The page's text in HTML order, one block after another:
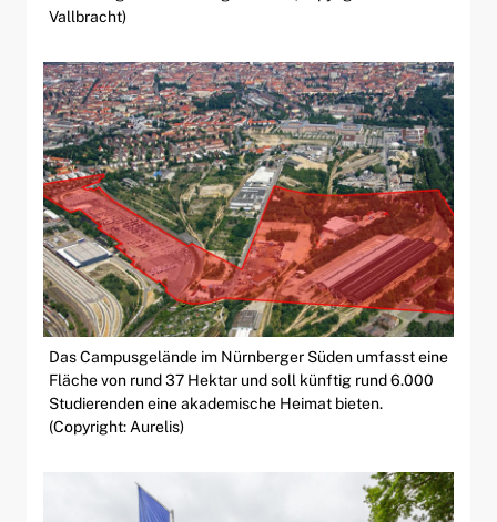
Vallbracht)
Das Campusgelände im Nürnberger Süden umfasst eine
Fläche von rund 37 Hektar und soll künftig rund 6.000
Studierenden eine akademische Heimat bieten.
(Copyright: Aurelis)